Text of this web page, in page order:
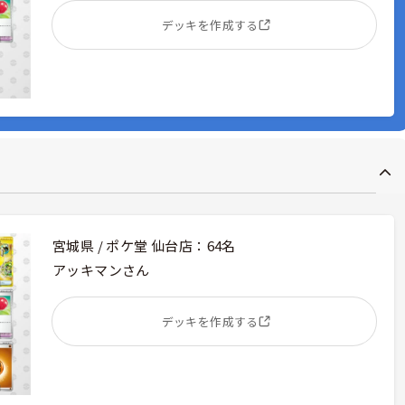
デッキを作成する
宮城県 / ポケ堂 仙台店：64名
アッキマンさん
デッキを作成する